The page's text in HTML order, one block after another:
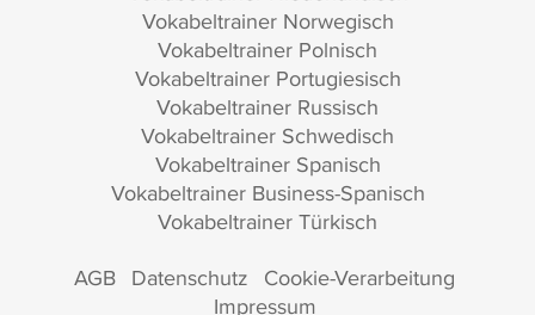
Vokabeltrainer Norwegisch
Vokabeltrainer Polnisch
Vokabeltrainer Portugiesisch
Vokabeltrainer Russisch
Vokabeltrainer Schwedisch
Vokabeltrainer Spanisch
Vokabeltrainer Business-Spanisch
Vokabeltrainer Türkisch
AGB Datenschutz Cookie-Verarbeitung
Impressum